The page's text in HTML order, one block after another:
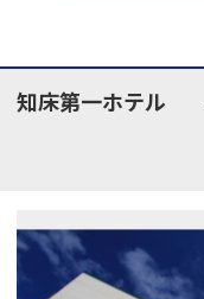
知床第一ホテル